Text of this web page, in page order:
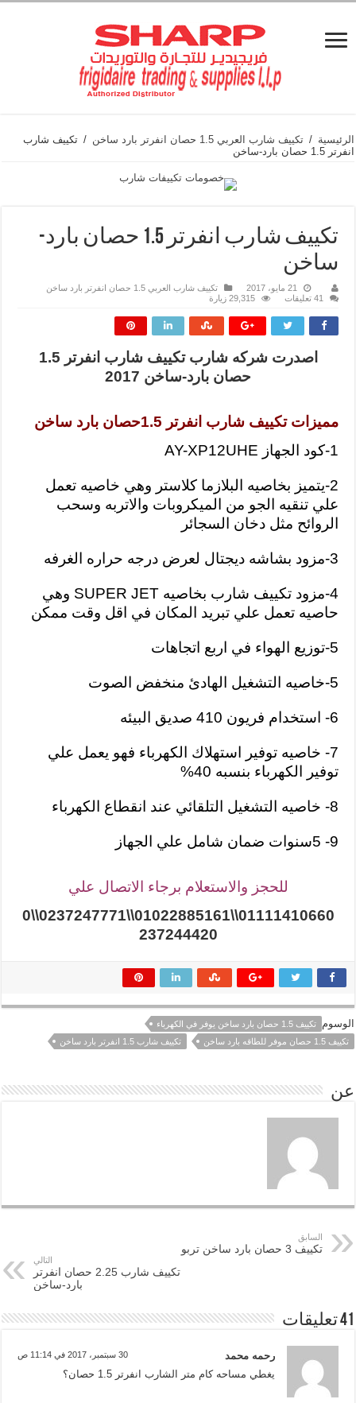
الرئيسية / تكييف شارب العربي 1.5 حصان انفرتر بارد ساخن / تكييف شارب
انفرتر 1.5 حصان بارد-ساخن
تكييف شارب انفرتر 1.5 حصان بارد-
ساخن
21 مايو، 2017
تكييف شارب العربي 1.5 حصان انفرتر بارد ساخن
41 تعليقات
29,315 زيارة
اصدرت شركه شارب تكييف شارب انفرتر 1.5
حصان بارد-ساخن 2017
مميزات تكييف شارب انفرتر 1.5حصان بارد ساخن
1-كود الجهاز AY-XP12UHE
2-يتميز بخاصيه البلازما كلاستر وهي خاصيه تعمل
علي تنقيه الجو من الميكروبات والاتربه وسحب
الروائح مثل دخان السجائر
3-مزود بشاشه ديجتال لعرض درجه حراره الغرفه
4-مزود تكييف شارب بخاصيه SUPER JET وهي
حاصيه تعمل علي تبريد المكان في اقل وقت ممكن
5-توزيع الهواء في اربع اتجاهات
5-خاصيه التشغيل الهادئ منخفض الصوت
6- استخدام فريون 410 صديق البيئه
7- خاصيه توفير استهلاك الكهرباء فهو يعمل علي
توفير الكهرباء بنسبه 40%
8- خاصيه التشغيل التلقائي عند انقطاع الكهرباء
9- 5سنوات ضمان شامل علي الجهاز
للحجز والاستعلام برجاء الاتصال علي
01111410660\\01022885161\\0237247771\\0
237244420
الوسوم
تكييف 1.5 حصان بارد ساخن يوفر في الكهرباء
تكييف 1.5 حصان موفر للطاقه بارد ساخن
تكييف شارب 1.5 انفرتر بارد ساخن
عن
السابق
تكييف 3 حصان بارد ساخن تربو
التالي
تكييف شارب 2.25 حصان انفرتر
بارد-ساخن
41 تعليقات
رحمه محمد 30 سبتمبر، 2017 في 11:14 ص
يغطي مساحه كام متر الشارب انفرتر 1.5 حصان؟